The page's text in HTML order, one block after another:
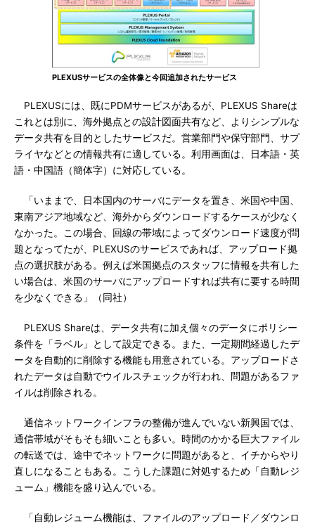
PLEXUSサービスの全体像と今回追加されたサービス
PLEXUSには、既にPDMサービスがあるが、PLEXUS Shareは
これとは別に、海外拠点との設計図面共有など、よりシンプルな
データ共有を目的としたサービスだ。営業部門や保守部門、サプ
ライヤなどとの情報共有に適している。利用画面は、日本語・英
語・中国語（簡体字）に対応している。
「いままで、日本国内のサーバにデータを置き、米国や中国、
東南アジア地域など、海外からダウンロードするケースが少なく
なかった。この場合、回線の帯域によってダウンロード速度が問
題となってたが、PLEXUSのサービスであれば、アップロード拠
点の選択肢がある。例えば米国拠点のスタッフに情報を共有した
い場合は、米国のサーバにアップロードすれば共有に要する時間
を少なくできる」（同社）
PLEXUS Shareは、データ共有に加え個々のデータにポリシー
条件を「ラベル」として設定できる。また、一定期間経過したデ
ータを自動的に削除する機能も用意されている。アップロードさ
れたデータは自動でウイルスチェックが行われ、問題があるファ
イルは削除される。
通信ネットワークインフラの整備が進んでいない新興国では、
通信帯域がそもそも細いことも多い。時間のかかる巨大ファイル
の転送では、途中でネットワークに問題があると、イチからやり
直しになることもある。こうした課題に対処するため「自動レジ
ューム」機能を盛り込んでいる。
「自動レジューム機能は、ファイルのアップロード／ダウンロ